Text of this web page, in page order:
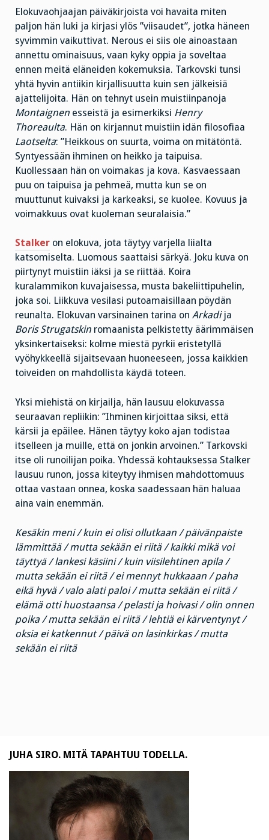
Elokuvaohjaajan päiväkirjoista voi havaita miten
paljon hän luki ja kirjasi ylös ”viisaudet”, jotka häneen
syvimmin vaikuttivat. Nerous ei siis ole ainoastaan
annettu ominaisuus, vaan kyky oppia ja soveltaa
ennen meitä eläneiden kokemuksia. Tarkovski tunsi
yhtä hyvin antiikin kirjallisuutta kuin sen jälkeisiä
ajattelijoita. Hän on tehnyt usein muistiinpanoja
Montaignen esseistä ja esimerkiksi Henry
Thoreaulta. Hän on kirjannut muistiin idän filosofiaa
Laotselta: ”Heikkous on suurta, voima on mitätöntä.
Syntyessään ihminen on heikko ja taipuisa.
Kuollessaan hän on voimakas ja kova. Kasvaessaan
puu on taipuisa ja pehmeä, mutta kun se on
muuttunut kuivaksi ja karkeaksi, se kuolee. Kovuus ja
voimakkuus ovat kuoleman seuralaisia.”
Stalker on elokuva, jota täytyy varjella liialta
katsomiselta. Luomous saattaisi särkyä. Joku kuva on
piirtynyt muistiin iäksi ja se riittää. Koira
kuralammikon kuvajaisessa, musta bakeliittipuhelin,
joka soi. Liikkuva vesilasi putoamaisillaan pöydän
reunalta. Elokuvan varsinainen tarina on Arkadi ja
Boris Strugatskin romaanista pelkistetty äärimmäisen
yksinkertaiseksi: kolme miestä pyrkii eristetyllä
vyöhykkeellä sijaitsevaan huoneeseen, jossa kaikkien
toiveiden on mahdollista käydä toteen.
Yksi miehistä on kirjailja, hän lausuu elokuvassa
seuraavan repliikin: ”Ihminen kirjoittaa siksi, että
kärsii ja epäilee. Hänen täytyy koko ajan todistaa
itselleen ja muille, että on jonkin arvoinen.” Tarkovski
itse oli runoilijan poika. Yhdessä kohtauksessa Stalker
lausuu runon, jossa kiteytyy ihmisen mahdottomuus
ottaa vastaan onnea, koska saadessaan hän haluaa
aina vain enemmän.
Kesäkin meni / kuin ei olisi ollutkaan / päivänpaiste
lämmittää / mutta sekään ei riitä / kaikki mikä voi
täyttyä / lankesi käsiini / kuin viisilehtinen apila /
mutta sekään ei riitä / ei mennyt hukkaaan / paha
eikä hyvä / valo alati paloi / mutta sekään ei riitä /
elämä otti huostaansa / pelasti ja hoivasi / olin onnen
poika / mutta sekään ei riitä / lehtiä ei kärventynyt /
oksia ei katkennut / päivä on lasinkirkas / mutta
sekään ei riitä
JUHA SIRO. MITÄ TAPAHTUU TODELLA.